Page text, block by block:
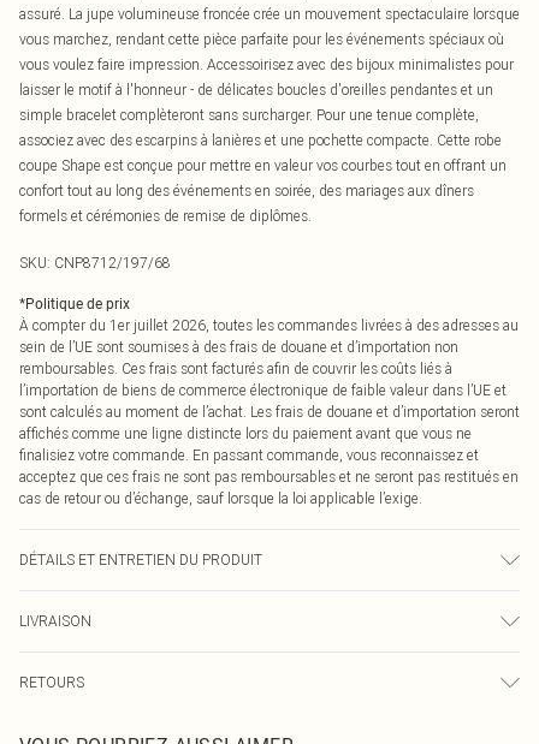
assuré. La jupe volumineuse froncée crée un mouvement spectaculaire lorsque
vous marchez, rendant cette pièce parfaite pour les événements spéciaux où
vous voulez faire impression. Accessoirisez avec des bijoux minimalistes pour
laisser le motif à l'honneur - de délicates boucles d'oreilles pendantes et un
simple bracelet complèteront sans surcharger. Pour une tenue complète,
associez avec des escarpins à lanières et une pochette compacte. Cette robe
coupe Shape est conçue pour mettre en valeur vos courbes tout en offrant un
confort tout au long des événements en soirée, des mariages aux dîners
formels et cérémonies de remise de diplômes.
SKU: CNP8712/197/68
*Politique de prix
À compter du 1er juillet 2026, toutes les commandes livrées à des adresses au
sein de l’UE sont soumises à des frais de douane et d’importation non
remboursables. Ces frais sont facturés afin de couvrir les coûts liés à
l’importation de biens de commerce électronique de faible valeur dans l’UE et
sont calculés au moment de l’achat. Les frais de douane et d’importation seront
affichés comme une ligne distincte lors du paiement avant que vous ne
finalisiez votre commande. En passant commande, vous reconnaissez et
acceptez que ces frais ne sont pas remboursables et ne seront pas restitués en
cas de retour ou d’échange, sauf lorsque la loi applicable l’exige.
DÉTAILS ET ENTRETIEN DU PRODUIT
couleur peut déteindre.
LIVRAISON
Livraison express France
RETOURS